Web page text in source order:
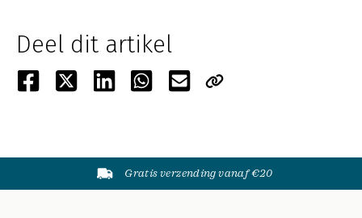
Deel dit artikel
Gratis verzending vanaf €20